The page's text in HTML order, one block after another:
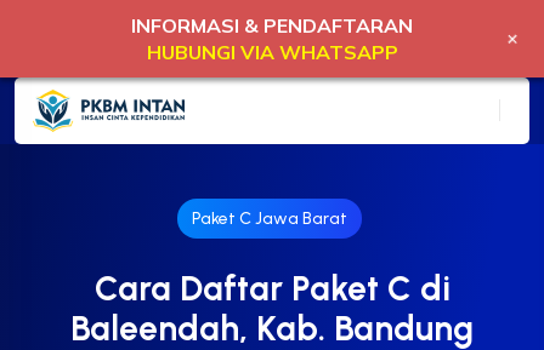
Paket C Jawa Barat
Cara Daftar Paket C di
Baleendah, Kab. Bandung
INFORMASI & PENDAFTARAN
HUBUNGI VIA WHATSAPP
+